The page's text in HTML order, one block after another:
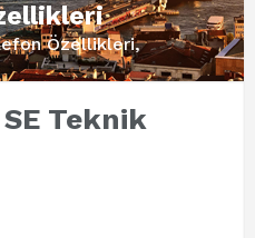
Özellikleri,
Teknik